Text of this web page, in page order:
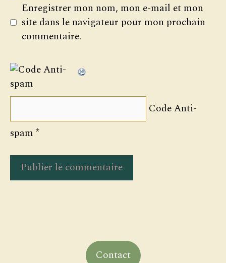
Enregistrer mon nom, mon e-mail et mon
site dans le navigateur pour mon prochain
commentaire.
Code Anti-
spam *
Contact